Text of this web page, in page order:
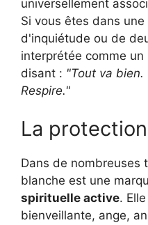
universellement
Si vous êtes dans
d'inquiétude ou de
interprétée comme
disant : "Tout va bien.
Respire."
La
Dans de nombreuses
blanche est une
spirituelle active.
bienveillante, ange,